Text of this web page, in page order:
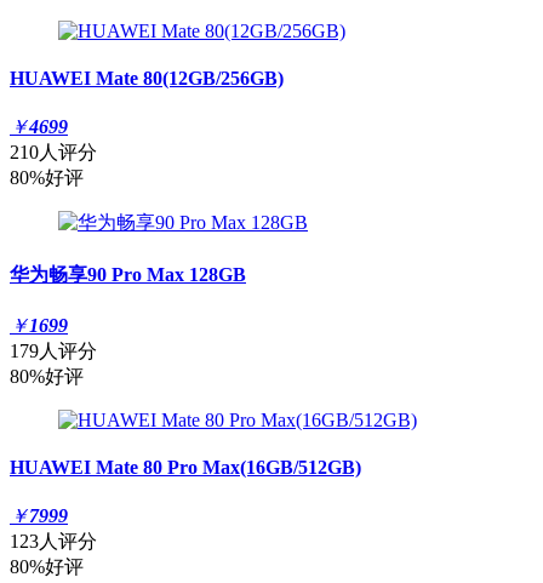
HUAWEI Mate 80(12GB/256GB)
￥4699
210人评分
80%好评
华为畅享90 Pro Max 128GB
￥1699
179人评分
80%好评
HUAWEI Mate 80 Pro Max(16GB/512GB)
￥7999
123人评分
80%好评